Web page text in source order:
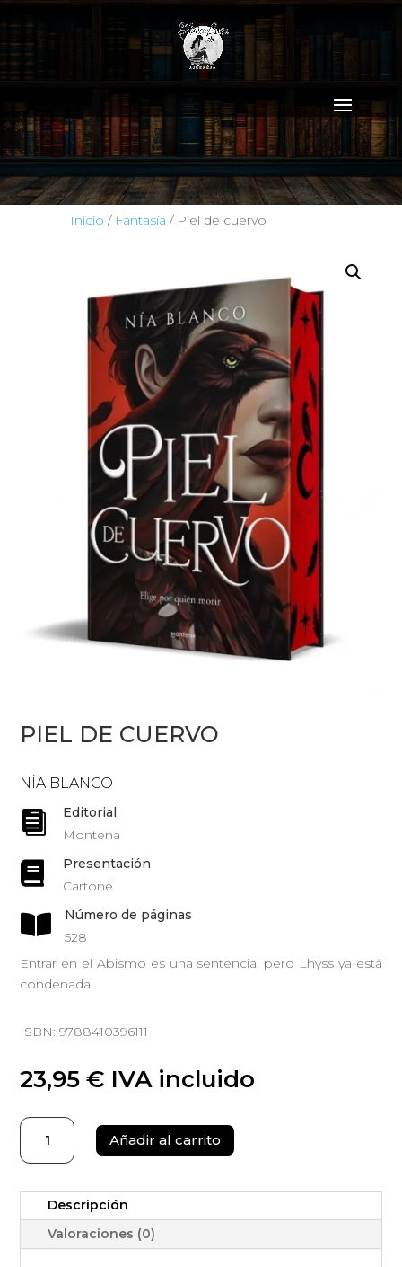
Inicio / Fantasía / Piel de cuervo
PIEL DE CUERVO
NÍA BLANCO

Editorial
Montena

Presentación
Cartoné

Número de páginas
528
Entrar en el Abismo es una sentencia, pero Lhyss ya está
condenada.
ISBN: 9788410396111
23,95€ IVA incluido
Piel
cuervo
cantidad
Añadir al carrito
Descripción
Valoraciones (0)